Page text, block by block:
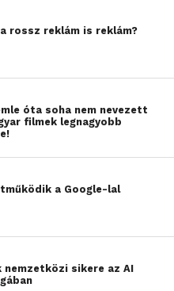
rossz reklám is reklám?
óta soha nem nevezett
filmek legnagyobb
a Google-lal
nemzetközi sikere az AI